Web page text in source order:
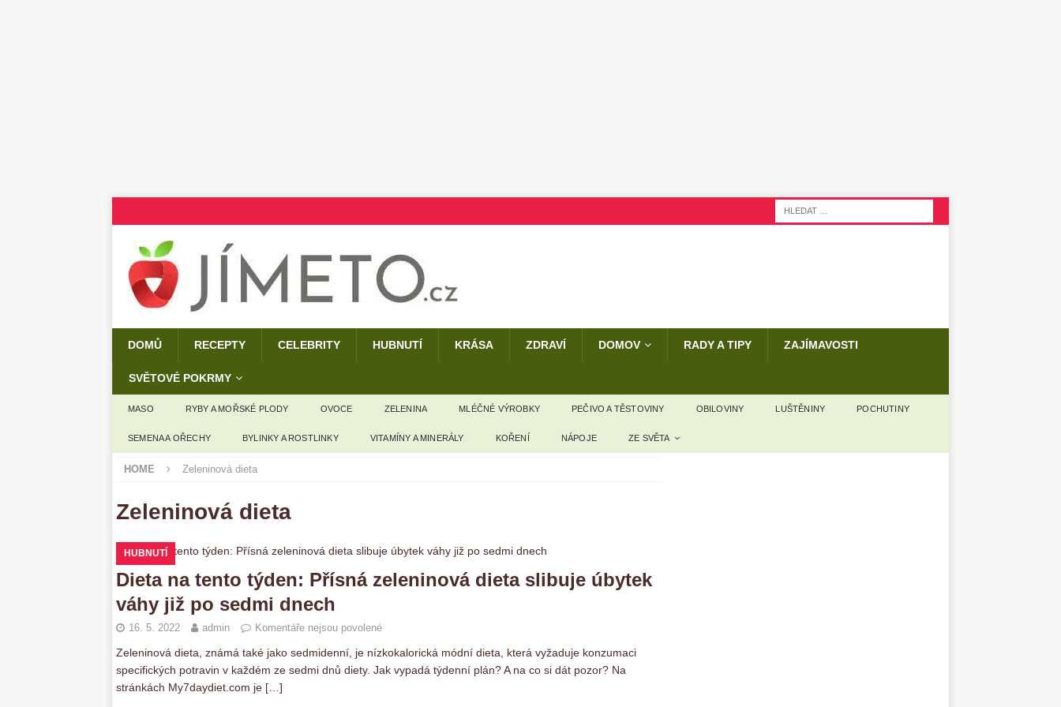
DOMŮ RECEPTY CELEBRITY HUBNUTÍ KRÁSA ZDRAVÍ DOMOV RADY A TIPY ZAJÍMAVOSTI
SVĚTOVÉ POKRMY
MASO RYBY A MOŘSKÉ PLODY OVOCE ZELENINA MLÉČNÉ VÝROBKY PEČIVO A TĚSTOVINY OBILOVINY LUŠTĚNINY POCHUTINY
SEMENA A OŘECHY BYLINKY A ROSTLINKY VITAMÍNY A MINERÁLY KOŘENÍ NÁPOJE ZE SVĚTA
HOME Zeleninová dieta
Zeleninová dieta
HUBNUTÍ
Dieta na tento týden: Přísná zeleninová dieta slibuje úbytek
váhy již po sedmi dnech
16. 5. 2022 admin Komentáře nejsou povolené
Zeleninová dieta, známá také jako sedmidenní, je nízkokalorická módní dieta, která vyžaduje konzumaci
specifických potravin v každém ze sedmi dnů diety. Jak vypadá týdenní plán? A na co si dát pozor? Na
stránkách My7daydiet.com je […]